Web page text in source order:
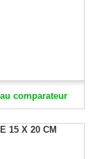
comparateur
15 X 20 CM